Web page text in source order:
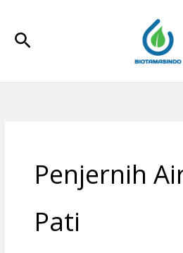
konten
Cari
Penjernih
Pati